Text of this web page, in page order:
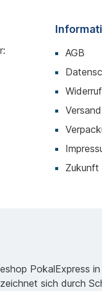
AGB
Zukunft
PokalExpress
sich durch